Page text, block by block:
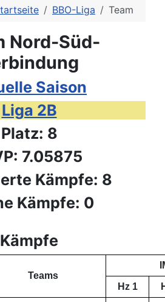
BBO-Liga Team
Nord-Süd-
Saison
Liga 2B
Platz: 8
7.05875
Kämpfe: 8
Kämpfe: 0
Kämpfe
Teams
Hz 1